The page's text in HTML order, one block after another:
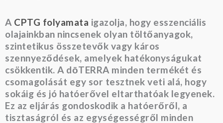
A CPTG folyamata igazolja, hogy esszenciális
olajainkban nincsenek olyan töltőanyagok,
szintetikus összetevők vagy káros
szennyeződések, amelyek hatékonyságukat
csökkentik. A dōTERRA minden termékét és
csomagolását egy sor tesztnek veti alá, hogy
sokáig és jó hatóerővel eltarthatóak legyenek.
Ez az eljárás gondoskodik a hatóerőről, a
tisztaságról és az egységességről minden